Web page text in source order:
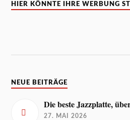
HIER KÖNNTE IHRE WERBUNG
NEUE BEITRÄGE
Die beste Jazzplatte,
27. MAI 2026